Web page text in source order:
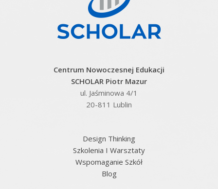
Centrum Nowoczesnej Edukacji
SCHOLAR Piotr Mazur
ul. Jaśminowa 4/1
20-811 Lublin
Design Thinking
Szkolenia I Warsztaty
Wspomaganie Szkół
Blog